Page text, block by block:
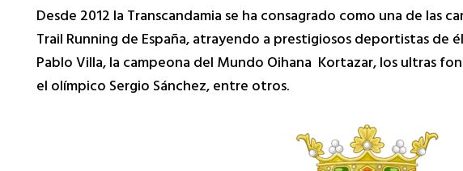
Desde 2012 la Transcandamia se ha consagrado como una de las
Trail Running de España, atrayendo a prestigiosos deportistas de
Pablo Villa, la campeona del Mundo Oihana Kortazar, los ultras
el olímpico Sergio Sánchez, entre otros.